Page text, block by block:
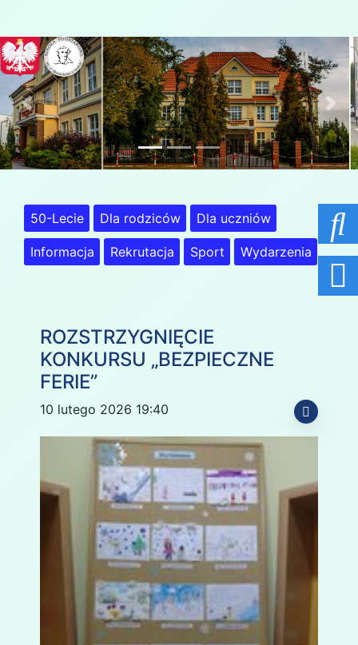
Previous Next
50-Lecie Dla rodziców Dla uczniów
Informacja Rekrutacja Sport Wydarzenia
ROZSTRZYGNIĘCIE
KONKURSU „BEZPIECZNE
FERIE”
10 lutego 2026 19:40